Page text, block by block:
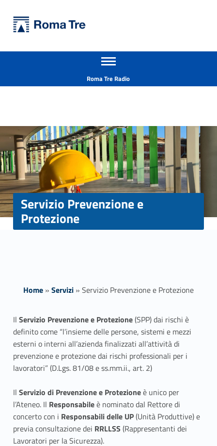
Servizio Prevenzione e Protezione - Università Roma Tre
Apri il menu secondario
Roma Tre Radio
Servizio Prevenzione e
Protezione
Home» Servizi» Servizio Prevenzione e Protezione
S
e
r
i
z
i
Il Servizio Prevenzione e Protezione(SPP) dai rischi è
definito come “l’insieme delle persone, sistemi e mezzi
esterni o interni all’azienda finalizzati all’attività di
prevenzione e protezione dai rischi professionali per i
lavoratori” (D.Lgs. 81/08 e ss.mm.ii., art. 2)
Il Servizio di Prevenzione e Protezioneè unico per
l’Ateneo. Il Responsabileè nominato dal Rettore di
concerto con i Responsabili delle UP(Unità Produttive) e
previa consultazione dei RRLLSS (Rappresentanti dei
Lavoratori per la Sicurezza).